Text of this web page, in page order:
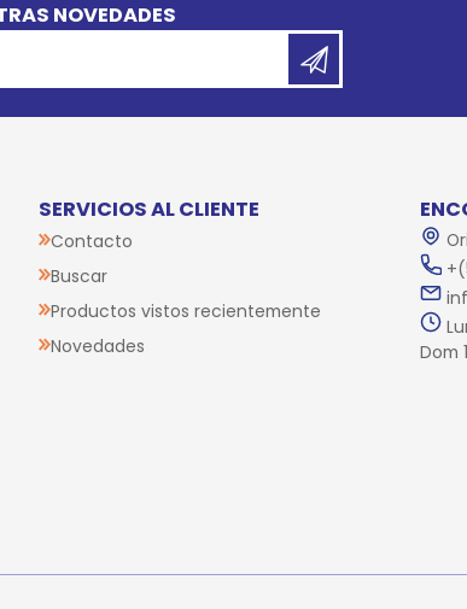
NOVEDADES
SERVICIOS AL CLIENTE
Contacto
Buscar
Productos vistos recientemente
Novedades
Dom